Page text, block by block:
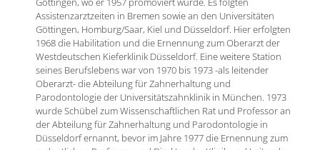
Assistenzarztzeiten in Bremen sowie an den Universitäten
Göttingen, Homburg/Saar, Kiel und Düsseldorf. Hier erfolgten
1968 die Habilitation und die Ernennung zum Oberarzt der
Westdeutschen Kieferklinik Düsseldorf. Eine weitere Station
seines Berufslebens war von 1970 bis 1973 -als leitender
Oberarzt- die Abteilung für Zahnerhaltung und
Parodontologie der Universitätszahnklinik in München. 1973
wurde Schübel zum Wissenschaftlichen Rat und Professor an
der Abteilung für Zahnerhaltung und Parodontologie in
Düsseldorf ernannt, bevor im Jahre 1977 die Ernennung zum